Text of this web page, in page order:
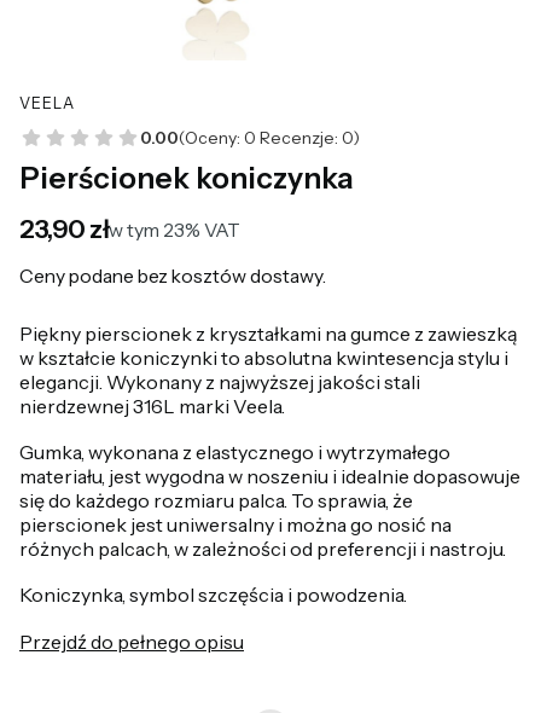
VEELA
0.00(Oceny: 0 Recenzje: 0)
Pierścionek koniczynka
Cena
23,90 złw tym 23% VAT
w tym 23% VAT
Ceny podane bez kosztów dostawy.
Piękny pierscionek z kryształkami na gumce z zawieszką
w kształcie koniczynki to absolutna kwintesencja stylu i
elegancji. Wykonany z najwyższej jakości stali
nierdzewnej 316L marki Veela.
Gumka, wykonana z elastycznego i wytrzymałego
materiału, jest wygodna w noszeniu i idealnie dopasowuje
się do każdego rozmiaru palca. To sprawia, że
pierscionek jest uniwersalny i można go nosić na
różnych palcach, w zależności od preferencji i nastroju.
Koniczynka, symbol szczęścia i powodzenia.
Przejdź do pełnego opisu